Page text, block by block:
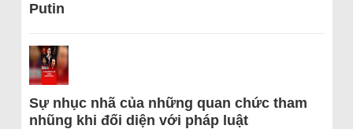
Putin
Sự nhục nhã của những quan chức tham
nhũng khi đối diện với pháp luật